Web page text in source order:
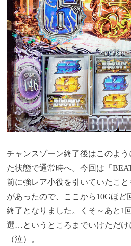
チャンスゾーン終了後はこのよ
た状態で通常時へ。今回は「
前に強レア小役を引いていたこ
があったので、ここから10Gほ
終了となりました。くそ～あと1
選…というところまでいけただけ
（泣）。